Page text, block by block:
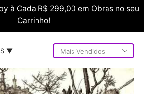
à Cada R$ 299,00 em Obras no seu
Carrinho!
▼